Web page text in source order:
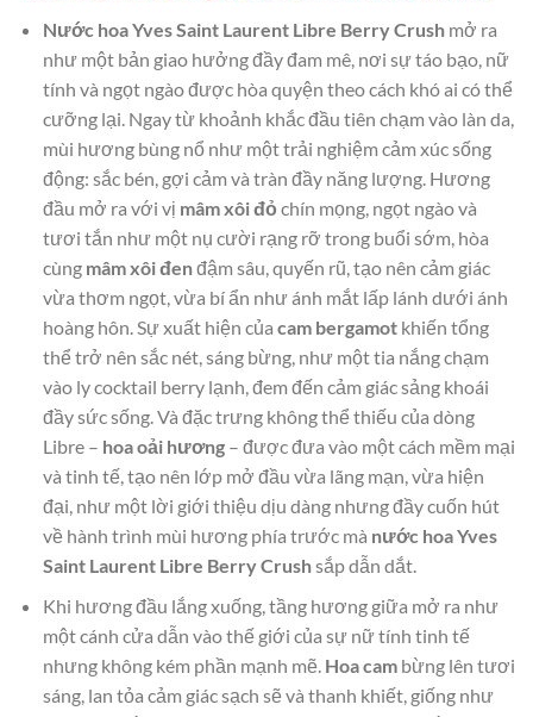
Nước hoa Yves Saint Laurent Libre Berry Crushmở ra
như một bản giao hưởng đầy đam mê, nơi sự táo bạo, nữ
tính và ngọt ngào được hòa quyện theo cách khó ai có thể
cưỡng lại. Ngay từ khoảnh khắc đầu tiên chạm vào làn da,
mùi hương bùng nổ như một trải nghiệm cảm xúc sống
động: sắc bén, gợi cảm và tràn đầy năng lượng. Hương
đầu mở ra với vị mâm xôi đỏ chín mọng, ngọt ngào và
tươi tắn như một nụ cười rạng rỡ trong buổi sớm, hòa
cùng mâm xôi đenđậm sâu, quyến rũ, tạo nên cảm giác
vừa thơm ngọt, vừa bí ẩn như ánh mắt lấp lánh dưới ánh
hoàng hôn. Sự xuất hiện của cam bergamotkhiến tổng
thể trở nên sắc nét, sáng bừng, như một tia nắng chạm
vào ly cocktail berry lạnh, đem đến cảm giác sảng khoái
đầy sức sống. Và đặc trưng không thể thiếu của dòng
Libre – hoa oải hương– được đưa vào một cách mềm mại
và tinh tế, tạo nên lớp mở đầu vừa lãng mạn, vừa hiện
đại, như một lời giới thiệu dịu dàng nhưng đầy cuốn hút
về hành trình mùi hương phía trước mà nước hoa Yves
Saint Laurent Libre Berry Crushsắp dẫn dắt.
Khi hương đầu lắng xuống, tầng hương giữa mở ra như
một cánh cửa dẫn vào thế giới của sự nữ tính tinh tế
nhưng không kém phần mạnh mẽ. Hoa cambừng lên tươi
sáng, lan tỏa cảm giác sạch sẽ và thanh khiết, giống như